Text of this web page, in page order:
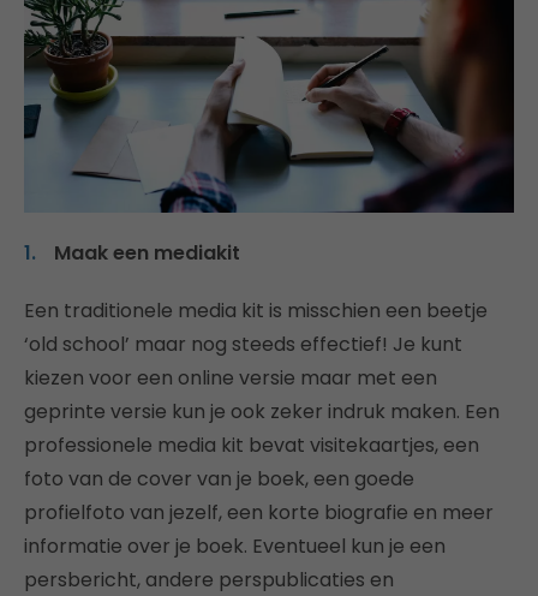
Maak een mediakit
Een traditionele media kit is misschien een beetje
‘old school’ maar nog steeds effectief! Je kunt
kiezen voor een online versie maar met een
geprinte versie kun je ook zeker indruk maken. Een
professionele media kit bevat visitekaartjes, een
foto van de cover van je boek, een goede
profielfoto van jezelf, een korte biografie en meer
informatie over je boek. Eventueel kun je een
persbericht, andere perspublicaties en